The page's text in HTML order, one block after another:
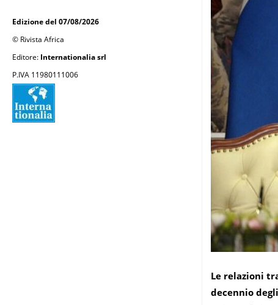
Edizione del 07/08/2026
© Rivista Africa
Editore: Internationalia srl
P.IVA 11980111006
Le relazioni
decennio